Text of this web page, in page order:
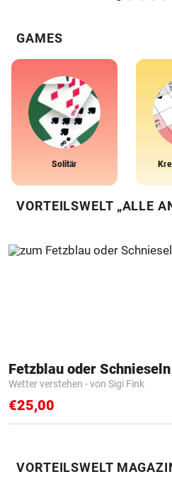
GAMES
Solitär
VORTEILSWELT „ALLE
Fetzblau oder Schnieseln
Wetter verstehen - von Sigi Fink
€25,00
VORTEILSWELT